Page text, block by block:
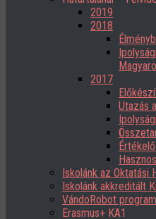
2019
2018
2017
Utazás
Iskolánk az Oktatási
Iskolánk akkreditált
VándoRobot program
Erasmus+ KA1